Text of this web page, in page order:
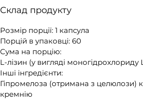
Склад продукту
Розмір порції: 1 капсула
Порцій в упаковці: 60
Сума на порцію:
L-лізин (у вигляді моногідрохлориду
Інші інгредієнти:
Гіпромелоза (отримана з целюлози)
кремнію